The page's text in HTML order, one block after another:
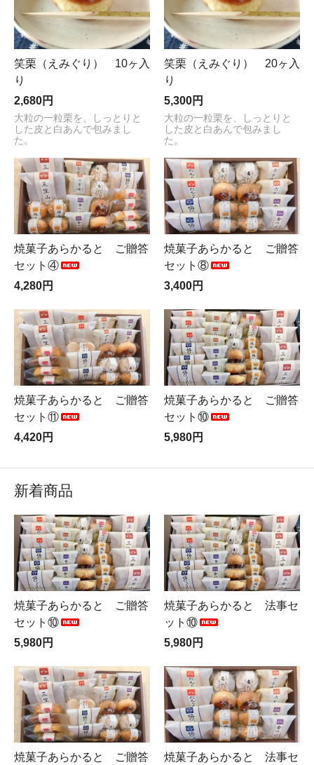
笑栗（えみぐり） 10ヶ入
り
2,680円
大粒の一粒栗を、しっとりと
した皮と白あんで包みまし
た。
笑栗（えみぐり） 20ヶ入
り
5,300円
大粒の一粒栗を、しっとりと
した皮と白あんで包みまし
た。
焼菓子あらかると ご贈答
セット④
4,280円
焼菓子あらかると ご贈答
セット⑧
3,400円
焼菓子あらかると ご贈答
セット⑪
4,420円
焼菓子あらかると ご贈答
セット⑩
5,980円
新着商品
焼菓子あらかると ご贈答
セット⑩
5,980円
焼菓子あらかると 法事セ
ット⑩
5,980円
焼菓子あらかると ご贈答
焼菓子あらかると 法事セ